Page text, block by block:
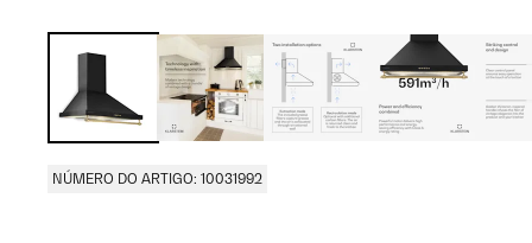
NÚMERO DO ARTIGO: 10031992